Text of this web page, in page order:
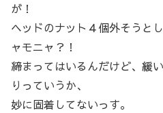
が！
ヘッドのナット４個外そうと
ャモニャ？！
締まってはいるんだけど、緩
りっていうか、
妙に固着してないっす。